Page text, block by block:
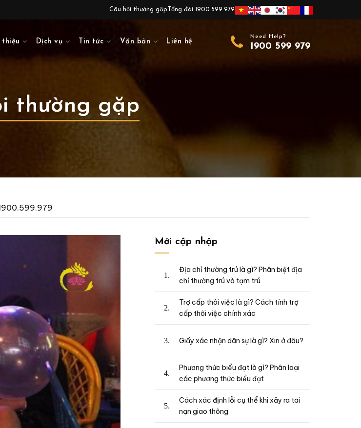
Câu hỏi thường gặp Tổng đài 1900.599.979
thiệu Dịch vụ Tin tức Văn bản Liên hệ
Need Help?
1900 599 979
thường gặp
Mới cập nhập
Địa chỉ thường trú là gì? Phân biệt địa
chỉ thường trú và tạm trú
Trợ cấp thôi việc là gì? Cách tính trợ
cấp thôi việc chính xác
Giấy xác nhận dân sự là gì? Xin ở đâu?
Phương thức biểu đạt là gì? Phân loại
các phương thức biểu đạt
Cách xác định lỗi cụ thể khi xảy ra tai
nạn giao thông